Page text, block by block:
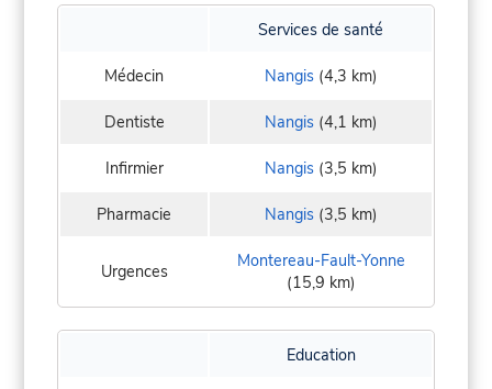
Services de santé
Médecin Nangis(4,3 km)
Dentiste Nangis(4,1 km)
Infirmier Nangis(3,5 km)
Pharmacie Nangis(3,5 km)
Urgences
Montereau-Fault-Yonne
(15,9 km)
Education